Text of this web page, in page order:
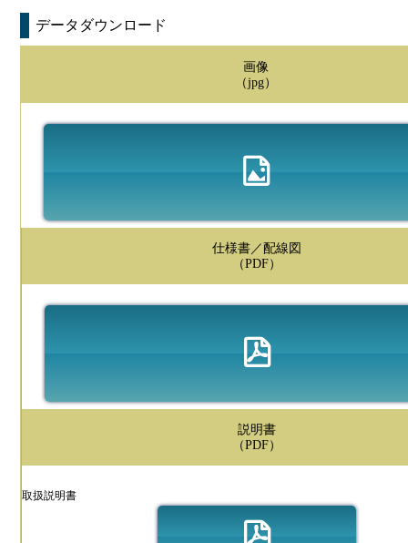
データダウンロード
画像
（jpg）
仕様書／配線図
（PDF）
説明書
（PDF）
取扱説明書